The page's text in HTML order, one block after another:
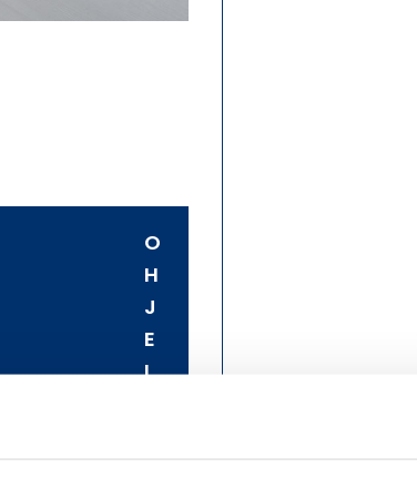
O
H
J
E
L